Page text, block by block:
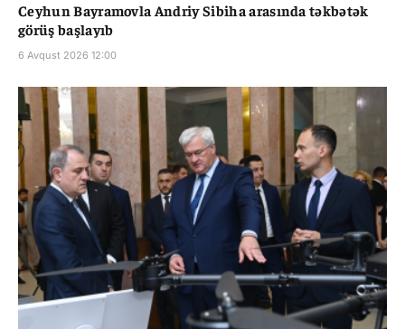
Ceyhun Bayramovla Andriy Sibiha arasında təkbətək
görüş başlayıb
6 Avqust 2026 12:00